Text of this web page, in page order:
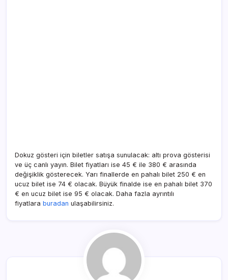
Dokuz gösteri için biletler satışa sunulacak: altı prova gösterisi
ve üç canlı yayın. Bilet fiyatları ise 45 € ile 380 € arasında
değişiklik gösterecek. Yarı finallerde en pahalı bilet 250 € en
ucuz bilet ise 74 € olacak. Büyük finalde ise en pahalı bilet 370
€ en ucuz bilet ise 95 € olacak. Daha fazla ayrıntılı
fiyatlara buradan ulaşabilirsiniz.